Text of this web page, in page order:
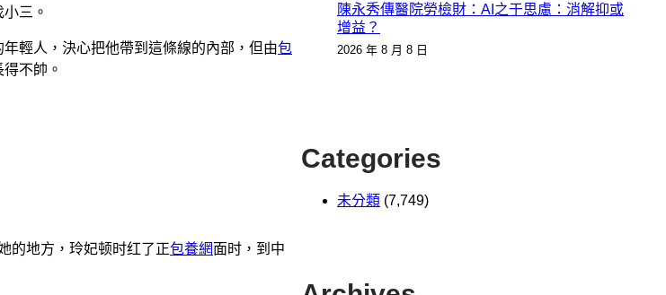
三。
輕人，決心把他帶到這條線的內部，但由包
不帥。
的地方，玲妃顿时红了正包養網面时，到中
陳永秀傳醫院勞檢財：AI之于思慮：消解抑或
增益？
2026 年 8 月 8 日
Categories
未分類 (7,749)